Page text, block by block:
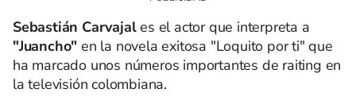
Sebastián Carvajales el actor que interpreta a
"Juancho" en la novela exitosa "Loquito por ti" que
ha marcado unos números importantes de raiting en
la televisión colombiana.